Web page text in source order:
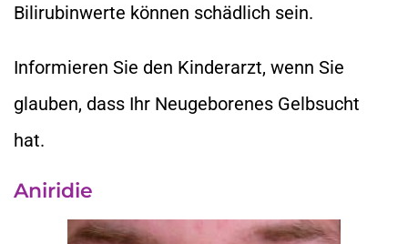
Bilirubinwerte können schädlich sein.
Informieren Sie den Kinderarzt, wenn Sie
glauben, dass Ihr Neugeborenes Gelbsucht
hat.
Aniridie